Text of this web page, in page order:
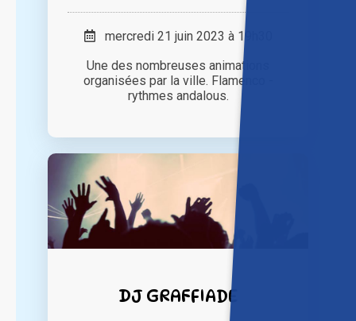
mercredi 21 juin 2023 à 19h30
Une des nombreuses animations
organisées par la ville. Flamenco -
rythmes andalous.
DJ GRAFFIADE